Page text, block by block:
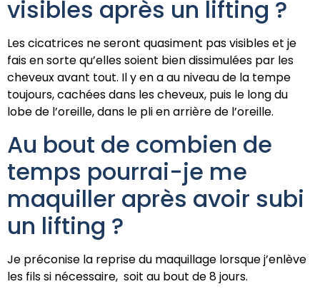
visibles après un lifting ?
Les cicatrices ne seront quasiment pas visibles et je
fais en sorte qu’elles soient bien dissimulées par les
cheveux avant tout. Il y en a au niveau de la tempe
toujours, cachées dans les cheveux, puis le long du
lobe de l’oreille, dans le pli en arrière de l’oreille.
Au bout de combien de
temps pourrai-je me
maquiller après avoir subi
un lifting ?
Je préconise la reprise du maquillage lorsque j’enlève
les fils si nécessaire, soit au bout de 8 jours.